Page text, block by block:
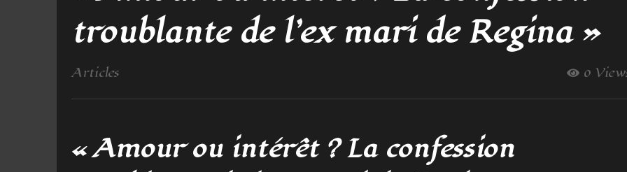
troublante de l’ex mari de Regina »
Articles 0
« Amour ou intérêt ? La confession